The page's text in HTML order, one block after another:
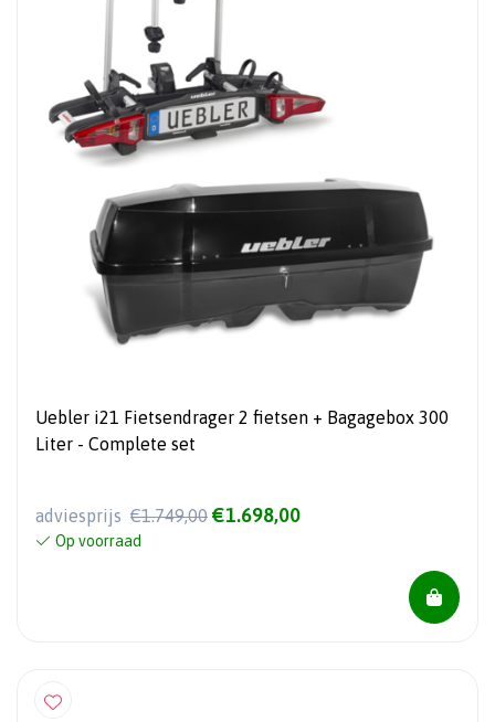
Uebler i21 Fietsendrager 2 fietsen + Bagagebox 300
Liter - Complete set
adviesprijs €1.749,00 €1.698,00
Op voorraad